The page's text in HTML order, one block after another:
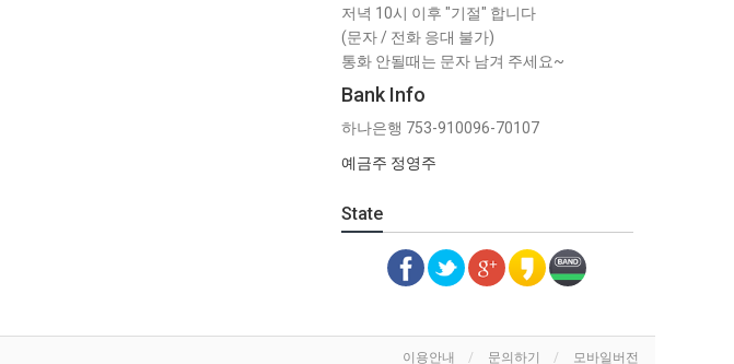
저녁 10시 이후 "기절" 합니다
(문자 / 전화 응대 불가)
통화 안될때는 문자 남겨 주세요~
Bank Info
하나은행 753-910096-70107
예금주 정영주
State
이용안내 문의하기 모바일버전